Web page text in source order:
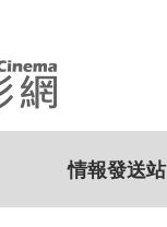
情報發送站